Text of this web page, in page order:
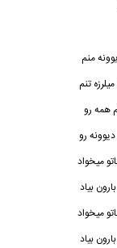
منم
تنم
همه رو
رو
میخواد
بیاد
میخواد
بیاد